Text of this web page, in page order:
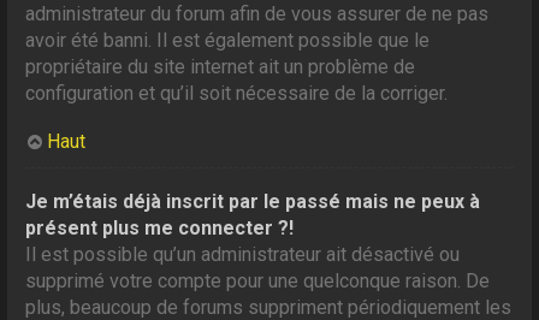
administrateur du forum afin de vous assurer de ne pas
avoir été banni. Il est également possible que le
propriétaire du site internet ait un problème de
configuration et qu’il soit nécessaire de la corriger.
Haut
Je m’étais déjà inscrit par le passé mais ne peux à
présent plus me connecter ?!
Il est possible qu’un administrateur ait désactivé ou
supprimé votre compte pour une quelconque raison. De
plus, beaucoup de forums suppriment périodiquement les